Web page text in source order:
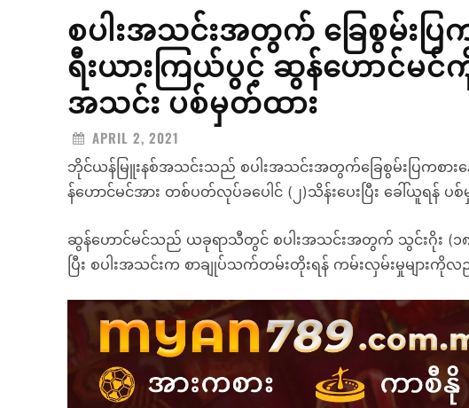
စပါးအသင်းအတွက် ခြေစွမ်းပ
ရီးယားကြယ်ပွင့် ဆွန်ဟောင်မင်
အသင်း ပစ်မှတ်ထား
APRIL 2, 2021
ဘိုင်ယန်မြူးနစ်အသင်းသည် စပါးအသင်းအတွက်ခြေစွမ်းပြကစာ
န်ဟောင်မင်အား တစ်ပတ်လုပ်ခပေါင် (၂)သိန်းပေးပြီး ခေါ်ယူရန်
ဆွန်ဟောင်မင်သည် ယခုရာသီတွင် စပါးအသင်းအတွက် သွင်းဂိုး (၁၈)
ပြီး စပါးအသင်းက စာချုပ်သက်တမ်းတိုးရန် ကမ်းလှမ်းမှုများကို